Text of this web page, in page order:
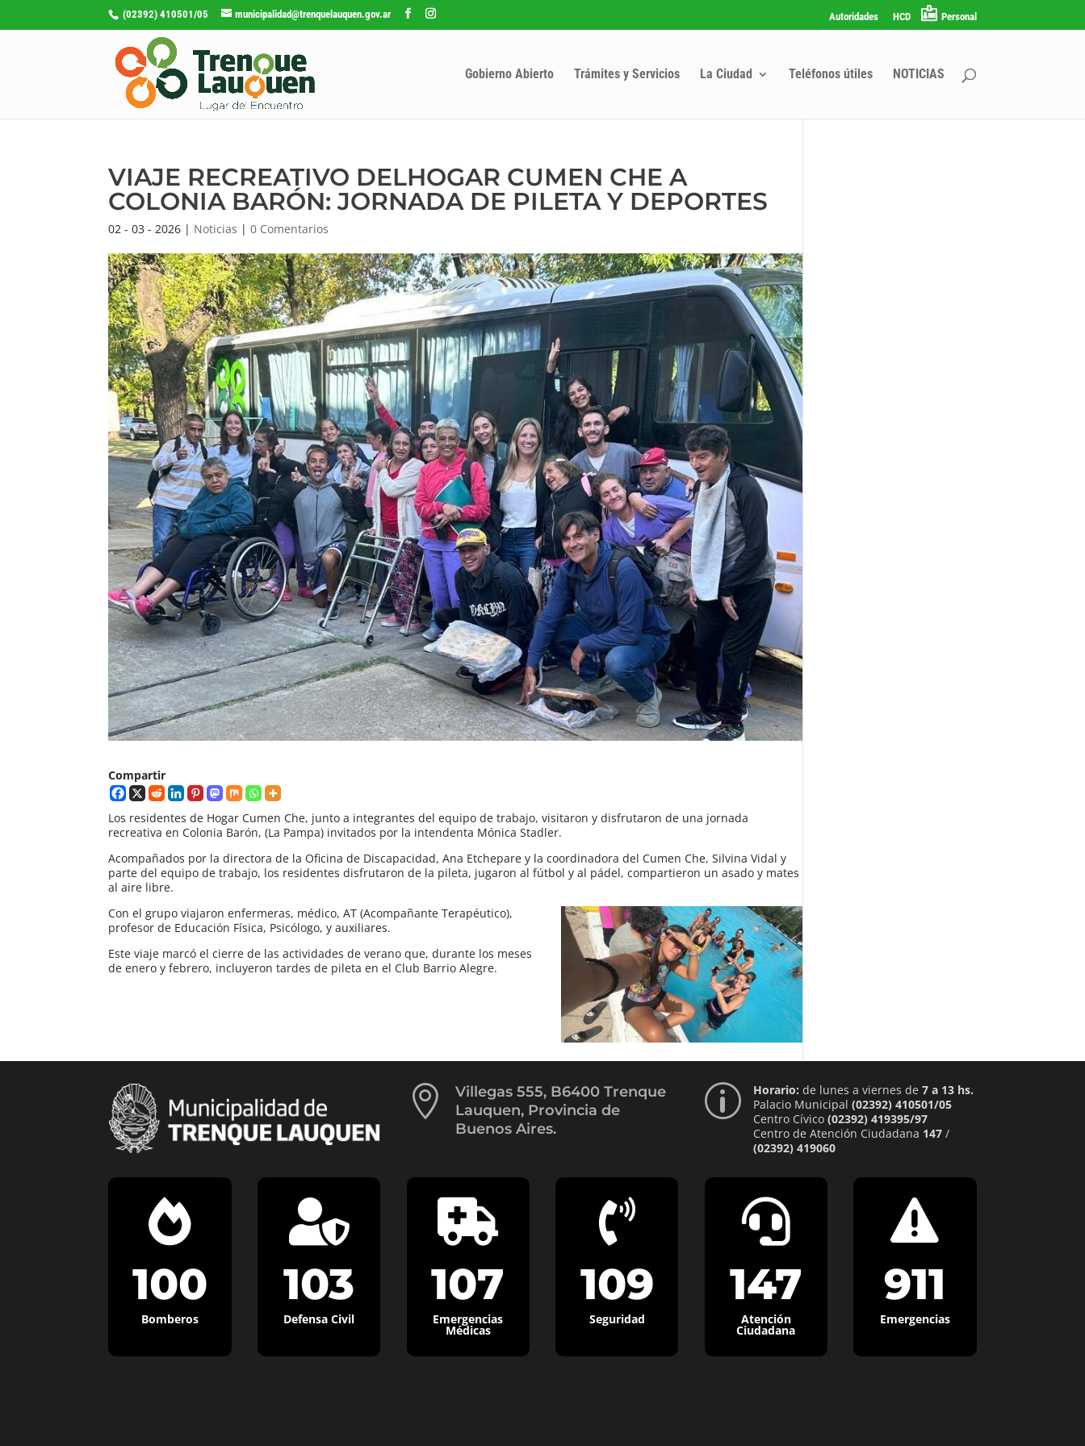
(02392) 410501/05 municipalidad@trenquelauquen.gov.ar Autoridades HCD Personal
Gobierno Abierto Trámites y Servicios La Ciudad Teléfonos útiles NOTICIAS
VIAJE RECREATIVO DELHOGAR CUMEN CHE A
COLONIA BARÓN: JORNADA DE PILETA Y DEPORTES
02 - 03 - 2026 | Noticias |0 Comentarios
Compartir
Los residentes de Hogar Cumen Che, junto a integrantes del equipo de trabajo, visitaron y disfrutaron de una jornada
recreativa en Colonia Barón, (La Pampa) invitados por la intendenta Mónica Stadler.
Acompañados por la directora de la Oficina de Discapacidad, Ana Etchepare y la coordinadora del Cumen Che, Silvina Vidal y
parte del equipo de trabajo, los residentes disfrutaron de la pileta, jugaron al fútbol y al pádel, compartieron un asado y mates
al aire libre.
Con el grupo viajaron enfermeras, médico, AT (Acompañante Terapéutico),
profesor de Educación Física, Psicólogo, y auxiliares.
Este viaje marcó el cierre de las actividades de verano que, durante los meses
de enero y febrero, incluyeron tardes de pileta en el Club Barrio Alegre.

Villegas 555, B6400 Trenque
Lauquen, Provincia de
Buenos Aires.
p Horario: de lunes a viernes de 7 a 13 hs.
Palacio Municipal (02392) 410501/05
Centro Cívico (02392) 419395/97
Centro de Atención Ciudadana 147/
(02392) 419060

100
Bomberos

103
Defensa Civil

107
Emergencias
Médicas

109
Seguridad

147
Atención
Ciudadana

911
Emergencias